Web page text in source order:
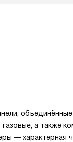
газовые, а также
— характерная